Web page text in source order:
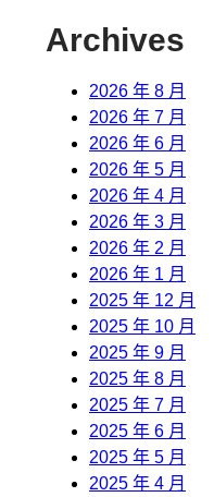
Archives
2026 年 8 月
2026 年 7 月
2026 年 6 月
2026 年 5 月
2026 年 4 月
2026 年 3 月
2026 年 2 月
2026 年 1 月
2025 年 12 月
2025 年 10 月
2025 年 9 月
2025 年 8 月
2025 年 7 月
2025 年 6 月
2025 年 5 月
2025 年 4 月